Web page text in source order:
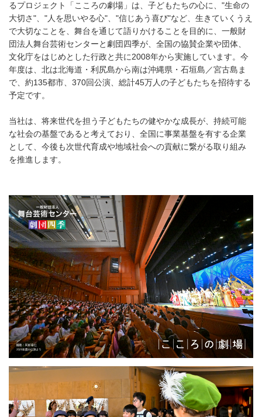
るプロジェクト「こころの劇場」は、子どもたちの心に、 "生命の
大切さ"、 "人を思いやる心"、 "信じあう喜び"など、生きていくうえ
で大切なことを、舞台を通じて語りかけることを目的に、一般財
団法人舞台芸術センターと劇団四季が、全国の協賛企業や団体、
文化庁をはじめとした行政と共に2008年から実施しています。今
年度は、北は北海道・利尻島から南は沖縄県・石垣島／宮古島ま
で、約135都市、 370回公演、総計45万人の子どもたちを招待する
予定です。
当社は、将来世代を担う子どもたちの健やかな成長が、持続可能
な社会の基盤であると考えており、全国に事業基盤を有する企業
として、今後も次世代育成や地域社会への貢献に繋がる取り組み
を推進します。